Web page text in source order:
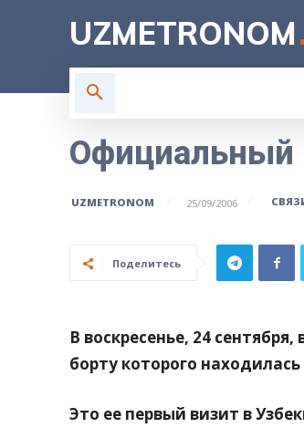
UZMETRONOM
Официальный
UZMETRONOM 25/09/2006
Поделитесь
В воскресенье, 24
борту которого
Это ее первый визит в